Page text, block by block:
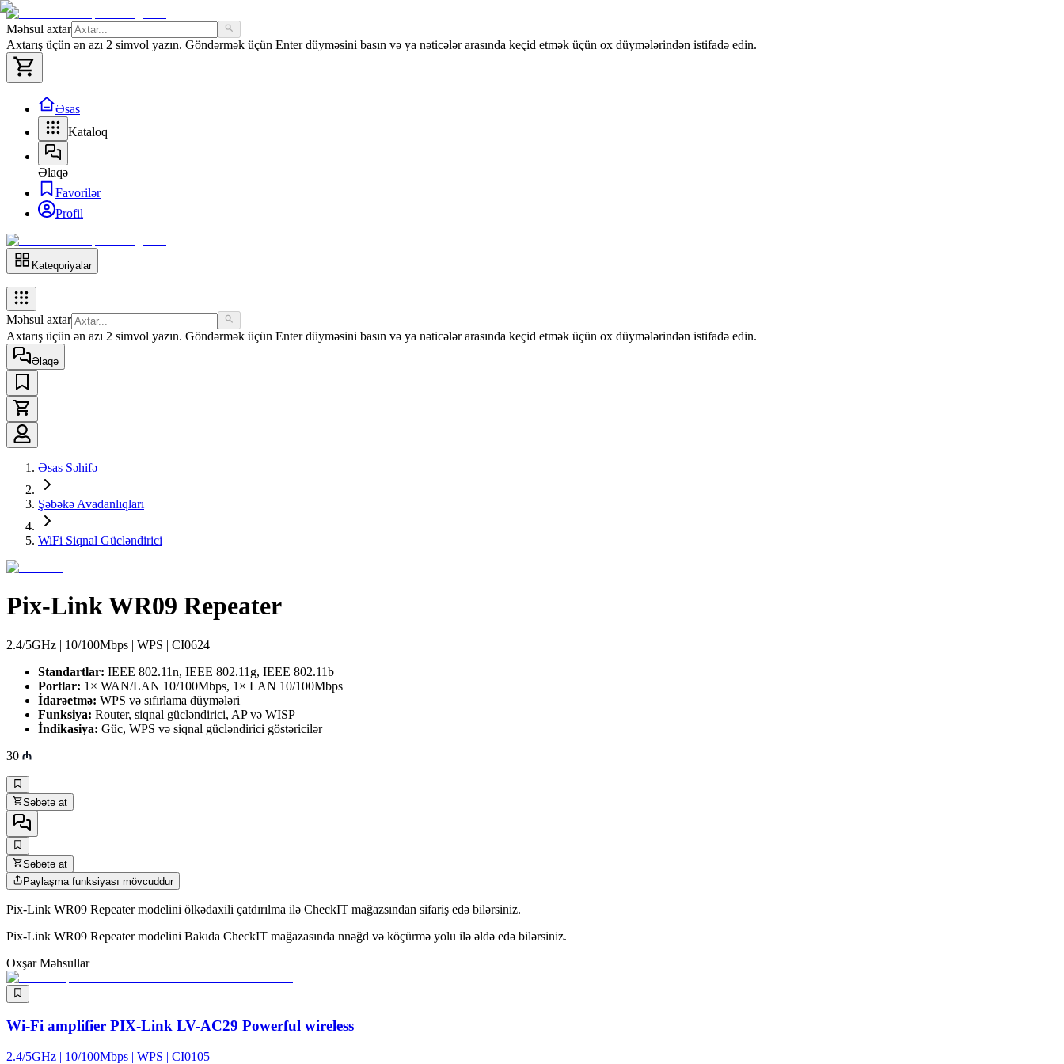
Məhsul axtar
Axtarış üçün ən azı 2 simvol yazın. Göndərmək üçün Enter düyməsini basın və ya nəticələr arasında keçid etmək üçün ox düymələrindən istifadə edin.
Əsas
Kataloq
Əlaqə
Favorilər
Profil
Kateqoriyalar
Məhsul axtar
Axtarış üçün ən azı 2 simvol yazın. Göndərmək üçün Enter düyməsini basın və ya nəticələr arasında keçid etmək üçün ox düymələrindən istifadə edin.
Əlaqə
Əsas Səhifə
Şəbəkə Avadanlıqları
WiFi Siqnal Gücləndirici
Pix-Link WR09 Repeater
2.4/5GHz | 10/100Mbps | WPS | CI0624
Standartlar: IEEE 802.11n, IEEE 802.11g, IEEE 802.11b
Portlar: 1× WAN/LAN 10/100Mbps, 1× LAN 10/100Mbps
İdarəetmə: WPS və sıfırlama düymələri
Funksiya: Router, siqnal gücləndirici, AP və WISP
İndikasiya: Güc, WPS və siqnal gücləndirici göstəricilər
30
Səbətə at
Səbətə at
Paylaşma funksiyası mövcuddur
Pix-Link WR09 Repeater modelini ölkədaxili çatdırılma ilə CheckIT mağazsından sifariş edə bilərsiniz.
Pix-Link WR09 Repeater modelini Bakıda CheckIT mağazasında nnəğd və köçürmə yolu ilə əldə edə bilərsiniz.
Oxşar Məhsullar
Wi-Fi amplifier PIX-Link LV-AC29 Powerful wireless
2.4/5GHz | 10/100Mbps | WPS | CI0105